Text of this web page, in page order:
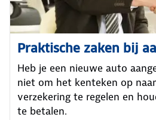
Praktische zaken bij
Heb je een nieuwe auto
niet om het kenteken op
verzekering te regelen en
te betalen.